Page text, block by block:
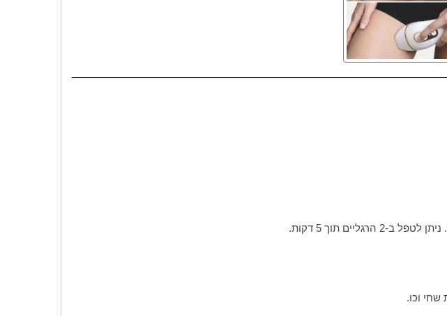
. ניתן לטפל ב-2 הרגליים תוך 5 דקות.